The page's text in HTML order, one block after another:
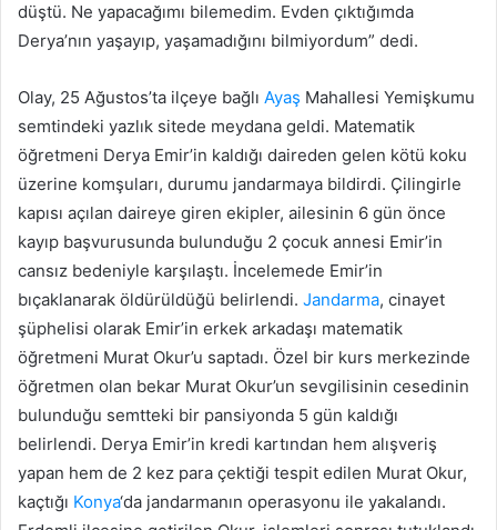
düştü. Ne yapacağımı bilemedim. Evden çıktığımda
Derya’nın yaşayıp, yaşamadığını bilmiyordum” dedi.
Olay, 25 Ağustos’ta ilçeye bağlı Ayaş Mahallesi Yemişkumu
semtindeki yazlık sitede meydana geldi. Matematik
öğretmeni Derya Emir’in kaldığı daireden gelen kötü koku
üzerine komşuları, durumu jandarmaya bildirdi. Çilingirle
kapısı açılan daireye giren ekipler, ailesinin 6 gün önce
kayıp başvurusunda bulunduğu 2 çocuk annesi Emir’in
cansız bedeniyle karşılaştı. İncelemede Emir’in
bıçaklanarak öldürüldüğü belirlendi. Jandarma, cinayet
şüphelisi olarak Emir’in erkek arkadaşı matematik
öğretmeni Murat Okur’u saptadı. Özel bir kurs merkezinde
öğretmen olan bekar Murat Okur’un sevgilisinin cesedinin
bulunduğu semtteki bir pansiyonda 5 gün kaldığı
belirlendi. Derya Emir’in kredi kartından hem alışveriş
yapan hem de 2 kez para çektiği tespit edilen Murat Okur,
kaçtığı Konya‘da jandarmanın operasyonu ile yakalandı.